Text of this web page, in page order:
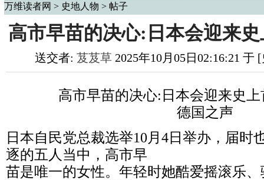
万维读者网 > 史地人物 > 帖子
高市早苗的决心:日本会迎来
送交者: 芨芨草 2025年10月05日02:16:21 于
高市早苗的决心:日本会迎来史
德国之声
日本自民党总裁选举10月4日举办，届时
逐的五人当中，高市早
苗是唯一的女性。年轻时她酷爱摇滚乐